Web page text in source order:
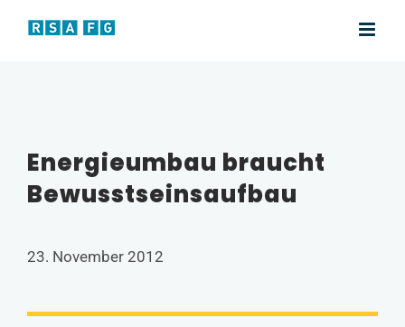
Inhalt
Energieumbau braucht
Bewusstseinsaufbau
23. November 2012